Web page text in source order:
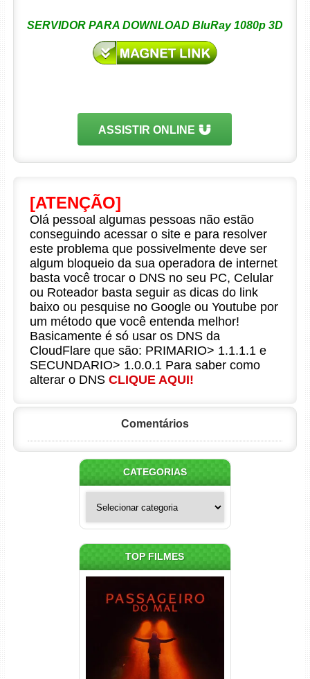
SERVIDOR PARA DOWNLOAD BluRay 1080p 3D
ASSISTIR ONLINE
[ATENÇÃO]
Olá pessoal algumas pessoas não estão
conseguindo acessar o site e para resolver
este problema que possivelmente deve ser
algum bloqueio da sua operadora de internet
basta você trocar o DNS no seu PC, Celular
ou Roteador basta seguir as dicas do link
baixo ou pesquise no Google ou Youtube por
um método que você entenda melhor!
Basicamente é só usar os DNS da
CloudFlare que são: PRIMARIO> 1.1.1.1 e
SECUNDARIO> 1.0.0.1 Para saber como
alterar o DNS CLIQUE AQUI!
Comentários
CATEGORIAS
TOP FILMES
Passageiro do Mal Torrent